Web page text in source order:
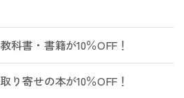
書・書籍が10％OFF！
寄せの本が10％OFF！